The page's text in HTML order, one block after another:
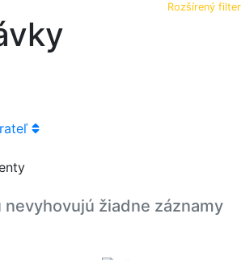
Rozšírený filter
žiadne záznamy